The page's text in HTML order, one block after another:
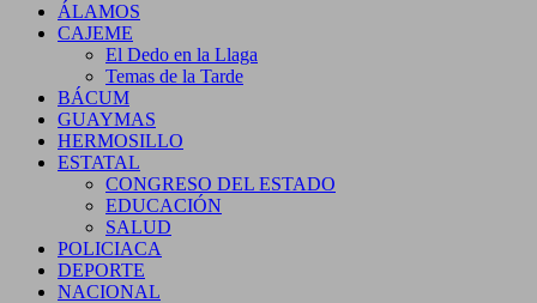
ÁLAMOS
CAJEME
El Dedo en la Llaga
Temas de la Tarde
BÁCUM
GUAYMAS
HERMOSILLO
ESTATAL
CONGRESO DEL ESTADO
EDUCACIÓN
SALUD
POLICIACA
DEPORTE
NACIONAL